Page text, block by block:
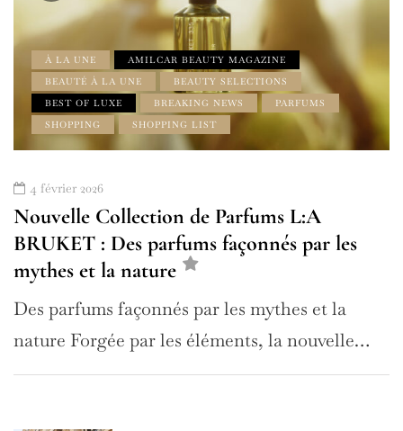
À LA UNE
AMILCAR BEAUTY MAGAZINE
BEAUTÉ À LA UNE
BEAUTY SELECTIONS
BEST OF LUXE
BREAKING NEWS
PARFUMS
SHOPPING
SHOPPING LIST
4 février 2026
Nouvelle Collection de Parfums L:A
BRUKET : Des parfums façonnés par les
mythes et la nature
Des parfums façonnés par les mythes et la
nature Forgée par les éléments, la nouvelle…